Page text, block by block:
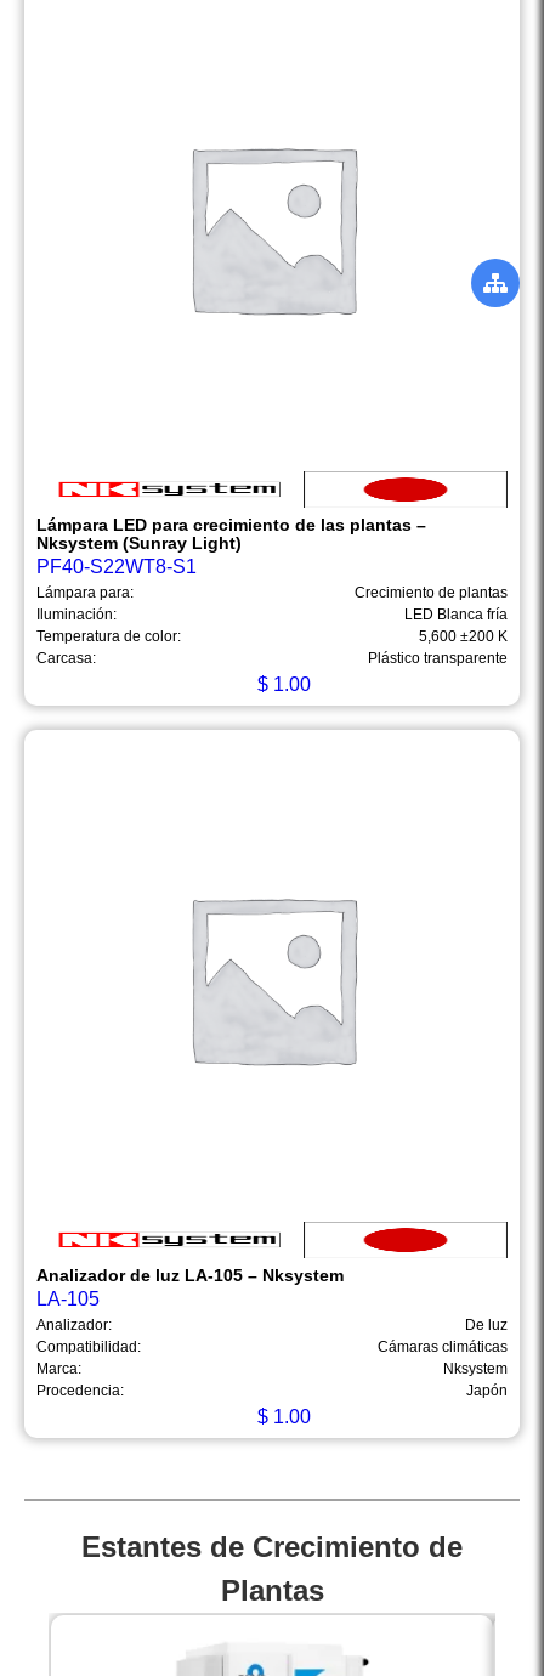
Lámpara LED para crecimiento de las plantas –
Nksystem (Sunray Light)
PF40-S22WT8-S1
Lámpara para:
Crecimiento de plantas
Iluminación:
LED Blanca fría
Temperatura de color:
5,600 ±200 K
Carcasa:
Plástico transparente
$ 1.00
Analizador de luz LA-105 – Nksystem
LA-105
Analizador:
De luz
Compatibilidad:
Cámaras climáticas
Marca:
Nksystem
Procedencia:
Japón
$ 1.00
Estantes de Crecimiento de
Plantas